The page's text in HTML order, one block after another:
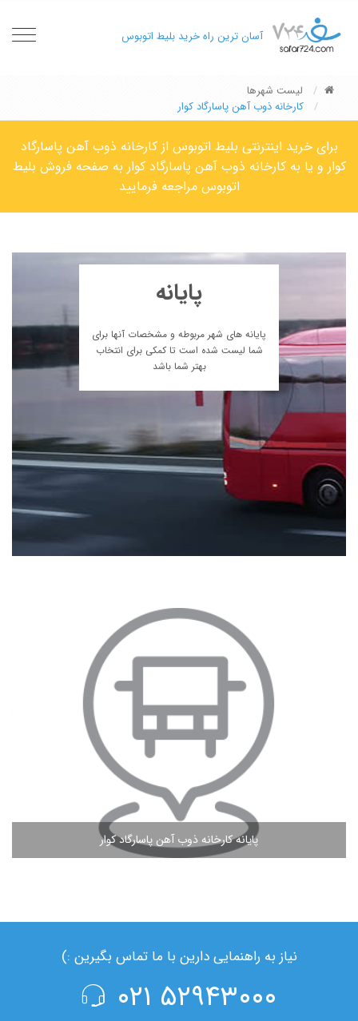
آسان ترین راه خرید بلیط اتوبوس
لیست شهرها
کارخانه ذوب آهن پاسارگاد کوار
برای خرید اینترنتی بلیط اتوبوس از کارخانه ذوب آهن پاسارگاد
کوار و یا به کارخانه ذوب آهن پاسارگاد کوار به صفحه فروش بلیط
اتوبوس مراجعه فرمایید
پایانه
پایانه های شهر مربوطه و مشخصات آنها برای
شما لیست شده است تا کمکی برای انتخاب
بهتر شما باشد
پایانه کارخانه ذوب آهن پاسارگاد کوار
مشاهده ادامه مطلب
نیاز به راهنمایی دارین با ما تماس بگیرین :)
۵۲۹۴۳۰۰۰ ۰۲۱